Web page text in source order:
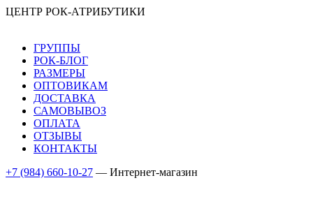
ЦЕНТР РОК-АТРИБУТИКИ
ГРУППЫ
РОК-БЛОГ
РАЗМЕРЫ
ОПТОВИКАМ
ДОСТАВКА
САМОВЫВОЗ
ОПЛАТА
ОТЗЫВЫ
КОНТАКТЫ
+7 (984) 660-10-27 — Интернет-магазин